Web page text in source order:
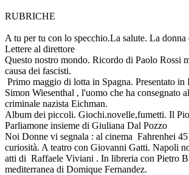
RUBRICHE
A tu per tu con lo specchio.La salute. La donna
Lettere al direttore
Questo nostro mondo. Ricordo di Paolo Rossi
causa dei fascisti.
Primo maggio di lotta in Spagna. Presentato
Simon Wiesenthal , l'uomo che ha consegnato
criminale nazista Eichman.
Album dei piccoli. Giochi.novelle,fumetti. Il
Parliamone insieme di Giuliana Dal Pozzo
Noi Donne vi segnala : al cinema Fahrenhei
curiosità. A teatro con Giovanni Gatti. Napoli
atti di Raffaele Viviani . In libreria con Pietro
mediterranea di Domique Fernandez.